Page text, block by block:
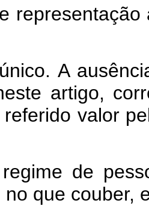
A
artigo,
valor
de
que couber,